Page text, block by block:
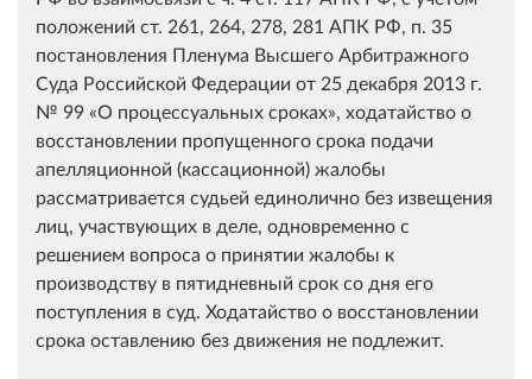
положений ст. 261, 264, 278, 281 АПК РФ, п. 35
постановления Пленума Высшего Арбитражного
Суда Российской Федерации от 25 декабря 2013 г.
№ 99 «О процессуальных сроках», ходатайство о
восстановлении пропущенного срока подачи
апелляционной (кассационной) жалобы
рассматривается судьей единолично без извещения
лиц, участвующих в деле, одновременно с
решением вопроса о принятии жалобы к
производству в пятидневный срок со дня его
поступления в суд. Ходатайство о восстановлении
срока оставлению без движения не подлежит.